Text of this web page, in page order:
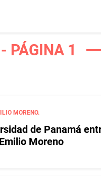
PÁGINA 1
MORENO.
de Panamá
Moreno